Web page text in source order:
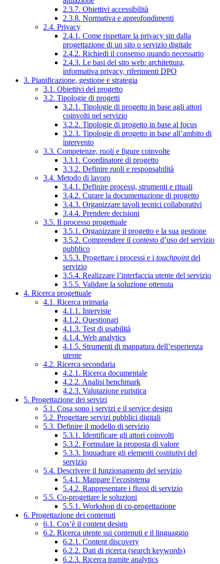
2.3.7. Obiettivi accessibilità
2.3.8. Normativa e approfondimenti
2.4. Privacy
2.4.1. Come rispettare la privacy sin dalla
progettazione di un sito o servizio digitale
2.4.2. Richiedi il consenso quando necessario
2.4.3. Le basi del sito web: architettura,
informativa privacy, riferimenti DPO
3. Pianificazione, gestione e strategia
3.1. Obiettivi del progetto
3.2. Tipologie di progetti
3.2.1. Tipologie di progetto in base agli attori
coinvolti nel servizio
3.2.2. Tipologie di progetto in base al focus
3.2.3. Tipologie di progetto in base all’ambito di
intervento
3.3. Competenze, ruoli e figure coinvolte
3.3.1. Coordinatore di progetto
3.3.2. Definire ruoli e responsabilità
3.4. Metodo di lavoro
3.4.1. Definire processi, strumenti e rituali
3.4.2. Curare la documentazione di progetto
3.4.3. Organizzare tavoli tecnici collaborativi
3.4.4. Prendere decisioni
3.5. Il processo progettuale
3.5.1. Organizzare il progetto e la sua gestione
3.5.2. Comprendere il contesto d’uso del servizio
pubblico
3.5.3. Progettare i processi e i touchpointdel
servizio
3.5.4. Realizzare l’interfaccia utente del servizio
3.5.5. Validare la soluzione ottenuta
4. Ricerca progettuale
4.1. Ricerca primaria
4.1.1. Interviste
4.1.2. Questionari
4.1.3. Test di usabilità
4.1.4. Web analytics
4.1.5. Strumenti di mappatura dell’esperienza
utente
4.2. Ricerca secondaria
4.2.1. Ricerca documentale
4.2.2. Analisi benchmark
4.2.3. Valutazione euristica
5. Progettazione dei servizi
5.1. Cosa sono i servizi e il service design
5.2. Progettare servizi pubblici digitali
5.3. Definire il modello di servizio
5.3.1. Identificare gli attori coinvolti
5.3.2. Formulare la proposta di valore
5.3.3. Inquadrare gli elementi costitutivi del
servizio
5.4. Descrivere il funzionamento del servizio
5.4.1. Mappare l’ecosistema
5.4.2. Rappresentare i flussi di servizio
5.5. Co-progettare le soluzioni
5.5.1. Workshop di co-progettazione
6. Progettazione dei contenuti
6.1. Cos’è il content design
6.2. Ricerca utente sui contenuti e il linguaggio
6.2.1. Content discovery
6.2.2. Dati di ricerca (search keywords)
6.2.3. Ricerca tramite analytics